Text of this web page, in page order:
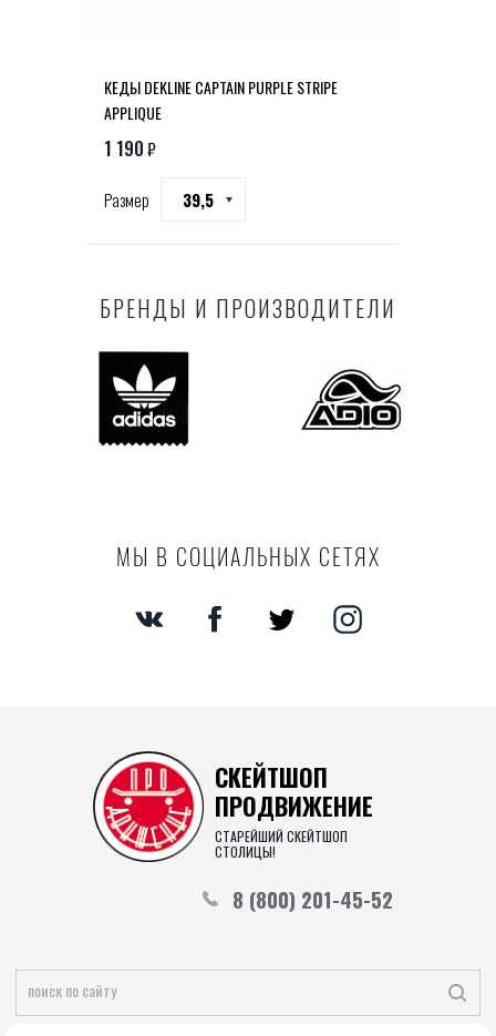
КЕДЫ DEKLINE CAPTAIN PURPLE STRIPE
APPLIQUE
1 190₽
Размер 39,5
БРЕНДЫ И ПРОИЗВОДИТЕЛИ
МЫ В СОЦИАЛЬНЫХ СЕТЯХ
СКЕЙТШОП
ПРОДВИЖЕНИЕ
СТАРЕЙШИЙ СКЕЙТШОП
СТОЛИЦЫ!
8 (800) 201-45-52